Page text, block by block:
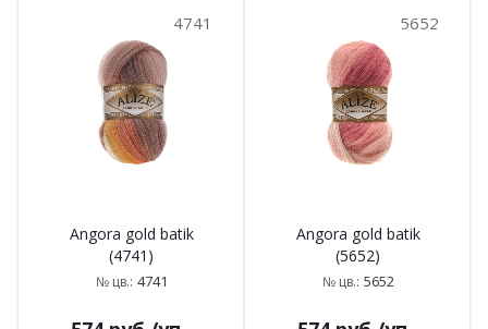
4741
Angora gold batik
(4741)
№ цв.: 4741
5652
Angora gold batik
(5652)
№ цв.: 5652